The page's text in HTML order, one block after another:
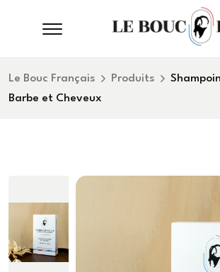
Le Bouc Français Produits
Barbe et Cheveux